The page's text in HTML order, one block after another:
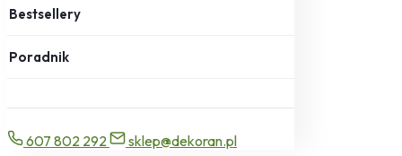
Bestsellery
Poradnik
607 802 292
sklep@dekoran.pl